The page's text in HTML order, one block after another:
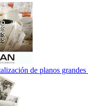
de planos